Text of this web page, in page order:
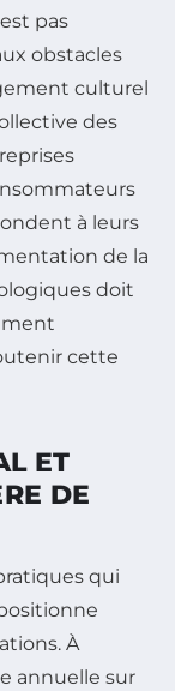
pas
obstacles
culturel
des
à leurs
de la
doit
cette
ET
DE
qui
À
annuelle sur